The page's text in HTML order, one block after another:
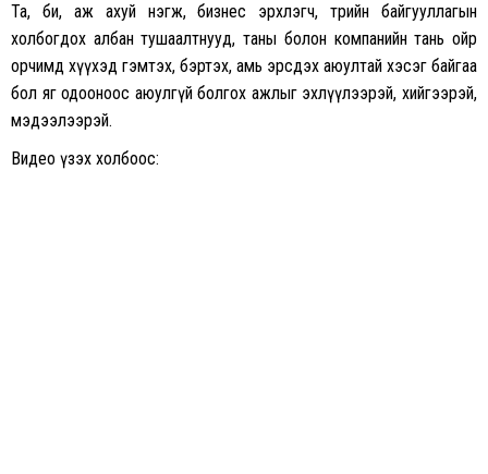
Та, би, аж ахуй нэгж, бизнес эрхлэгч, төрийн байгууллагын
холбогдох албан тушаалтнууд, таны болон компанийн тань ойр
орчимд хүүхэд гэмтэх, бэртэх, амь эрсдэх аюултай хэсэг байгаа
бол яг одооноос аюулгүй болгох ажлыг эхлүүлээрэй, хийгээрэй,
мэдээлээрэй.
Видео үзэх холбоос: